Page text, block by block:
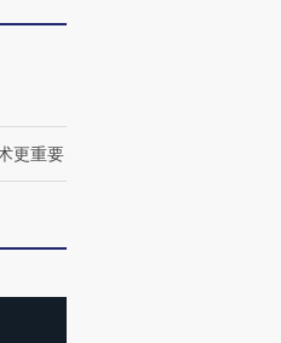
更重要